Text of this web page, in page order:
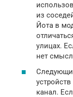
из
Йота в
улицах.
нет
канал.